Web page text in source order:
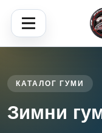
КАТАЛОГ ГУМИ
Зимни